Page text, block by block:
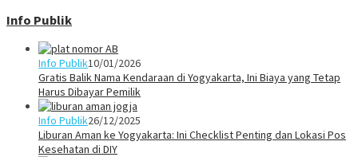
Info Publik
Info Publik10/01/2026
Gratis Balik Nama Kendaraan di Yogyakarta, Ini Biaya yang Tetap
Harus Dibayar Pemilik
Info Publik26/12/2025
Liburan Aman ke Yogyakarta: Ini Checklist Penting dan Lokasi Pos
Kesehatan di DIY